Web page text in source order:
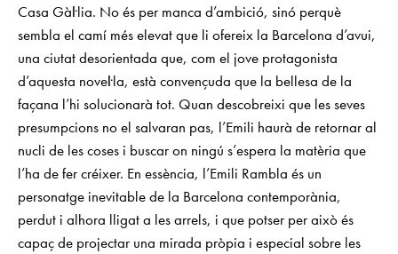
Casa Gàŀlia. No és per manca d’ambició, sinó perquè
sembla el camí més elevat que li ofereix la Barcelona d’avui,
una ciutat desorientada que, com el jove protagonista
d’aquesta noveŀla, està convençuda que la bellesa de la
façana l’hi solucionarà tot. Quan descobreixi que les seves
presumpcions no el salvaran pas, l’Emili haurà de retornar al
nucli de les coses i buscar on ningú s’espera la matèria que
l’ha de fer créixer. En essència, l’Emili Rambla és un
personatge inevitable de la Barcelona contemporània,
perdut i alhora lligat a les arrels, i que potser per això és
capaç de projectar una mirada pròpia i especial sobre les